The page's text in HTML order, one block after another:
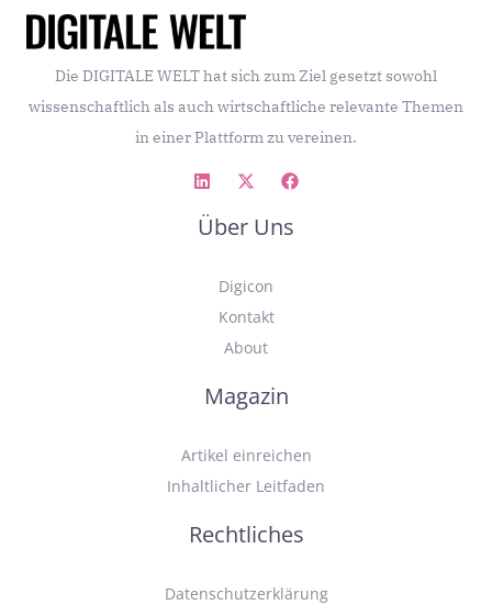
Die DIGITALE WELT hat sich zum Ziel gesetzt sowohl
wissenschaftlich als auch wirtschaftliche relevante Themen
in einer Plattform zu vereinen.
Über Uns
Digicon
Kontakt
About
Magazin
Artikel einreichen
Inhaltlicher Leitfaden
Rechtliches
Datenschutzerklärung